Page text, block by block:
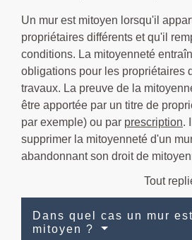
Un mur est mitoyen lorsqu'il
propriétaires différents et qu'il
conditions. La mitoyenneté
obligations pour les propriétaires
travaux. La preuve de la
être apportée par un titre de
par exemple) ou par prescription.
supprimer la mitoyenneté d'un
abandonnant son droit de
Tout
Dans quel cas un mur
mitoyen ?